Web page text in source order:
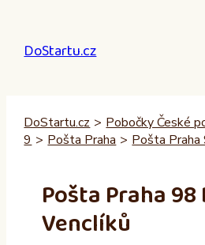
obsah
DoStartu.cz
DoStartu.cz > Pobočky České
9 > Pošta Praha > Pošta
Pošta Praha
Venclíků